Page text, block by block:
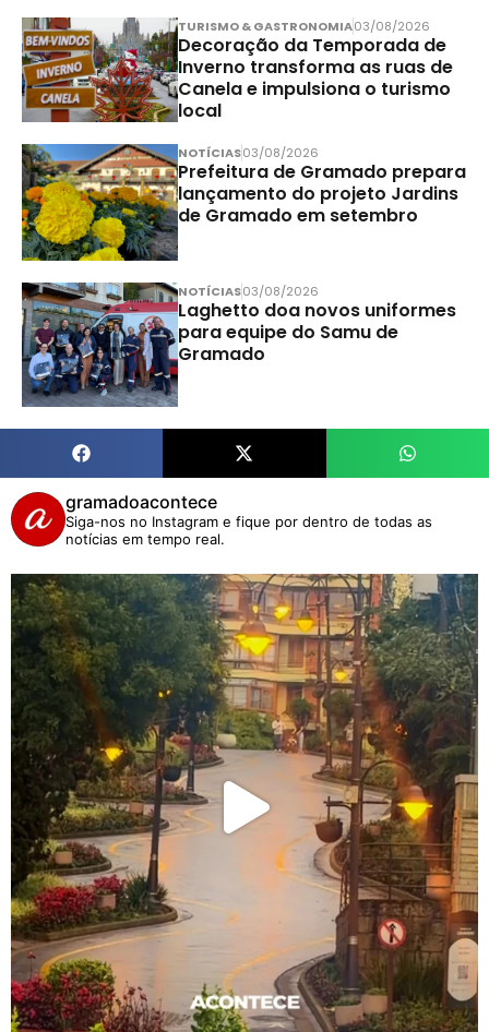
TURISMO & GASTRONOMIA03/08/2026
Decoração da Temporada de
Inverno transforma as ruas de
Canela e impulsiona o turismo
local
NOTÍCIAS03/08/2026
Prefeitura de Gramado prepara
lançamento do projeto Jardins
de Gramado em setembro
NOTÍCIAS03/08/2026
Laghetto doa novos uniformes
para equipe do Samu de
Gramado
gramadoacontece
Siga-nos no Instagram e fique por dentro de todas as
notícias em tempo real.